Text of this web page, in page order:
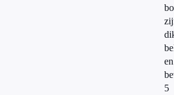
en
5